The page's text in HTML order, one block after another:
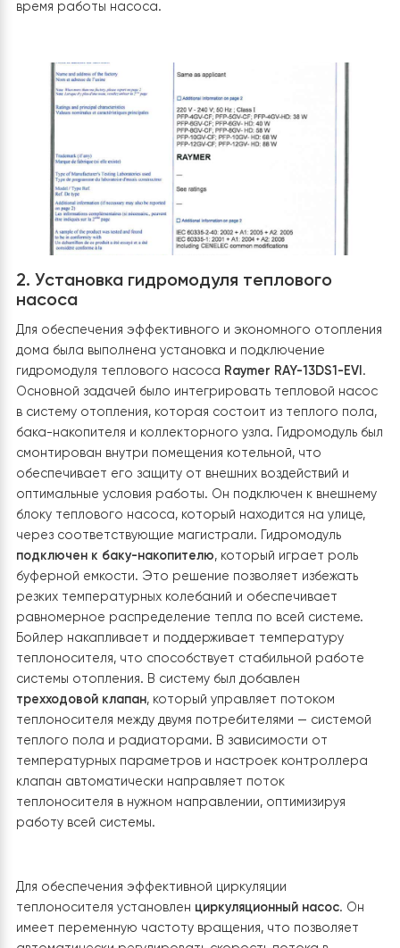
закреплена к фундаменту дома. Такое расположение
соединяющая наружный и внутренний блоки,
через стену, что минимизирует потери холода или
во время работы системы. Для защиты от внешних
факторов магистраль заизолирована каучуковой
лентой. Дренажная система предусмотрена для
эффективного отвода конденсата, образующегося
время работы насоса.
2. Установка гидромодуля теплового
насоса
Для обеспечения эффективного и экономного
дома была выполнена установка и подключение
гидромодуля теплового насосаRaymer RAY-13DS1-
Основной задачей было интегрировать тепловой
в систему отопления, которая состоит из теплого
бака-накопителя и коллекторного узла. Гидромодуль
смонтирован внутри помещения котельной, что
обеспечивает его защиту от внешних воздействий и
оптимальные условия работы. Он подключен к
блоку теплового насоса, который находится на
через соответствующие магистрали. Гидромодуль
подключен к баку-накопителю
равномерное распределение тепла по всей
Бойлер накапливает и поддерживает температуру
теплоносителя, что способствует стабильной